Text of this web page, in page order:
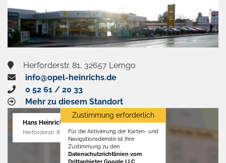
Herforderstr. 81, 32657 Lemgo
info@opel-heinrichs.de
0 52 61 / 20 33
Mehr zu diesem Standort
Hans Heinrichs GmbH
Herforderstr. 81, 32657 Lemgo
Zustimmung erforderlich
Für die Aktivierung der Karten- und
Navigationsdienste ist Ihre
Zustimmung zu den
Datenschutzrichtlinien vom